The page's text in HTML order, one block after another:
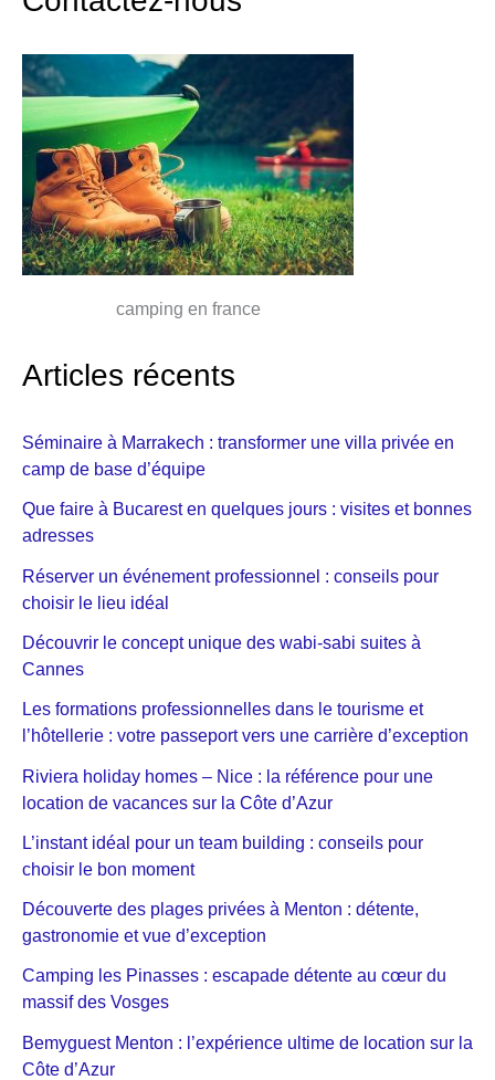
camping en france
Articles récents
Séminaire à Marrakech : transformer une villa privée en
camp de base d’équipe
Que faire à Bucarest en quelques jours : visites et bonnes
adresses
Réserver un événement professionnel : conseils pour
choisir le lieu idéal
Découvrir le concept unique des wabi-sabi suites à
Cannes
Les formations professionnelles dans le tourisme et
l’hôtellerie : votre passeport vers une carrière d’exception
Riviera holiday homes – Nice : la référence pour une
location de vacances sur la Côte d’Azur
L’instant idéal pour un team building : conseils pour
choisir le bon moment
Découverte des plages privées à Menton : détente,
gastronomie et vue d’exception
Camping les Pinasses : escapade détente au cœur du
massif des Vosges
Bemyguest Menton : l’expérience ultime de location sur la
Côte d’Azur